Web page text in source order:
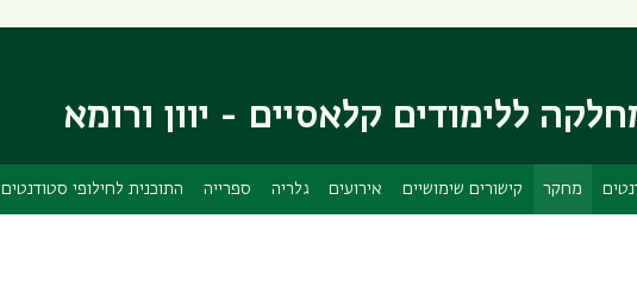
ראשי
ללימודים קלאסיים - יוון ורומא
מחקר קישורים שימושיים אירועים גלריה ספרייה התוכנית לחילופי סטודנטים